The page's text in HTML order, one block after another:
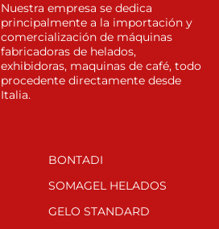
Nuestra empresa se dedica
principalmente a la importación y
comercialización de máquinas
fabricadoras de helados,
exhibidoras, maquinas de café, todo
procedente directamente desde
Italia.
BONTADI
SOMAGEL HELADOS
GELO STANDARD